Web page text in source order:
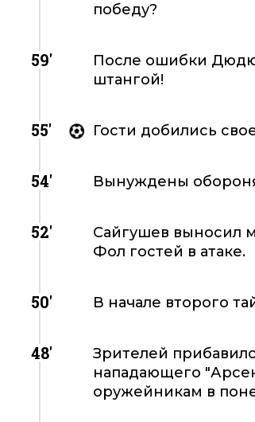
победу?
59'
После ошибки
штангой!
55' Гости добились
54' Вынуждены
52'
Сайгушев выносил
Фол гостей в атаке.
50' В начале второго
48'
Зрителей
нападающего
оружейникам в